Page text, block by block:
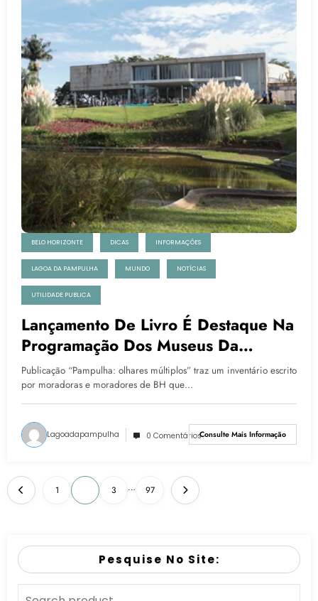
BELO HORIZONTE DICAS INFORMAÇÕES
LAGOA DA PAMPULHA MUNDO NOTÍCIAS
UTILIDADE PUBLICA
Lançamento De Livro É Destaque Na
Programação Dos Museus Da
Pampulha
Publicação “Pampulha: olhares múltiplos” traz um inventário escrito
por moradoras e moradores de BH que…
Lagoadapampulha 0 ComentáriosConsulte Mais Informação
1 3 … 97
Pesquise No Site: